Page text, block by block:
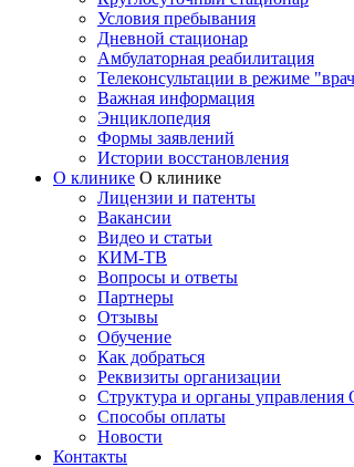
Условия пребывания
Дневной стационар
Амбулаторная реабилитация
Телеконсультации в режиме
Важная информация
Энциклопедия
Формы заявлений
Истории восстановления
О клинике О клинике
Лицензии и патенты
Вакансии
Видео и статьи
КИМ-ТВ
Вопросы и ответы
Партнеры
Отзывы
Обучение
Как добраться
Реквизиты организации
Структура и органы
Способы оплаты
Новости
Контакты